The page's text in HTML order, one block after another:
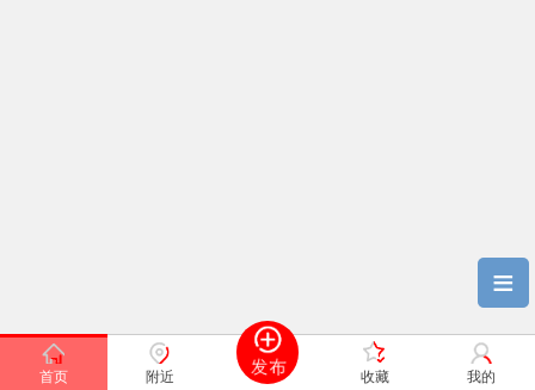
首页 附近 收藏 我的
≡